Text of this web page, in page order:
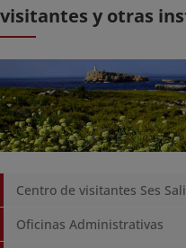
visitantes y otras
Centro de visitantes Ses
Oficinas Administrativas